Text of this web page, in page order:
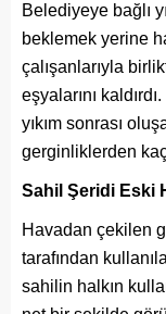
Belediyeye bağlı
beklemek yerine
çalışanlarıyla
eşyalarını
yıkım sonrası
gerginliklerden
Sahil Şeridi Eski
Havadan çekilen
tarafından
sahilin halkın